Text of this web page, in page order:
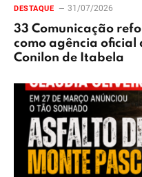
DESTAQUE 31/07/2026
33 Comunicação
como agência oficial
Conilon de Itabela